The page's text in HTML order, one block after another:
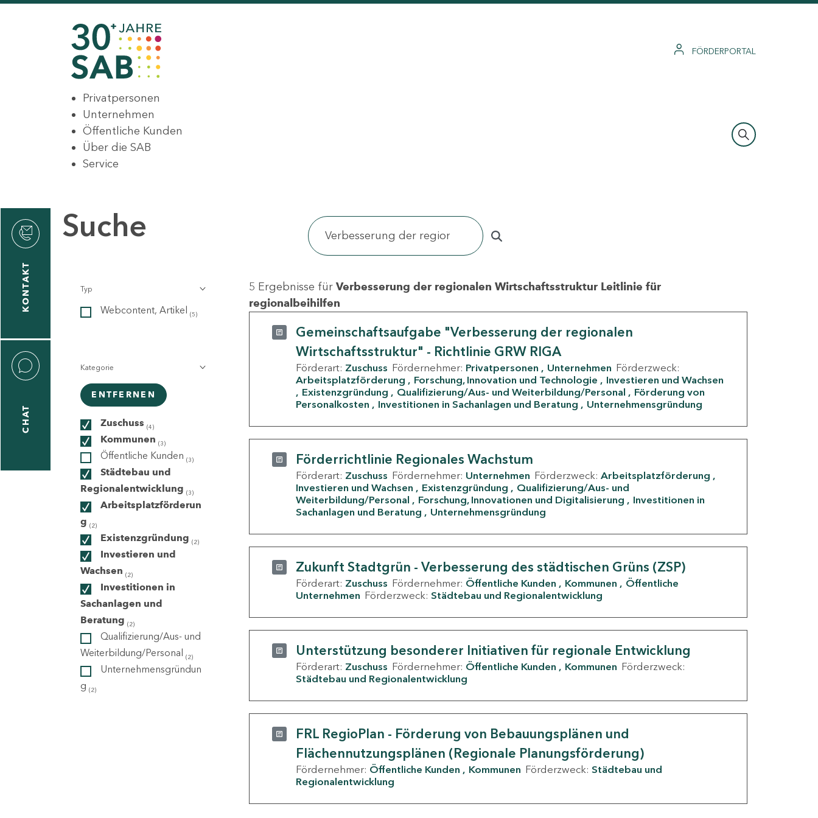
FÖRDERPORTAL
Privatpersonen
Unternehmen
Öffentliche Kunden
Über die SAB
Service
KONTAKT
CHAT
Suche
Typ
Webcontent, Artikel (5)
Kategorie
ENTFERNEN
Zuschuss (4)
Kommunen (3)
Öffentliche Kunden (3)
Städtebau und
Regionalentwicklung (3)
Arbeitsplatzförderun
g (2)
Existenzgründung (2)
Investieren und
Wachsen (2)
Investitionen in
Sachanlagen und
Beratung (2)
Qualifizierung/Aus- und
Weiterbildung/Personal (2)
Unternehmensgründun
g (2)
5 Ergebnisse für Verbesserung der regionalen Wirtschaftsstruktur Leitlinie für
regionalbeihilfen
Gemeinschaftsaufgabe "Verbesserung der regionalen
Wirtschaftsstruktur" - Richtlinie GRW RIGA
Förderart: Zuschuss Fördernehmer: Privatpersonen Unternehmen Förderzweck:
Arbeitsplatzförderung
Forschung, Innovation und Technologie
Investieren und Wachsen
Existenzgründung
Qualifizierung/Aus- und Weiterbildung/Personal
Förderung von
Personalkosten
Investitionen in Sachanlagen und Beratung Unternehmensgründung
Förderrichtlinie Regionales Wachstum
Förderart: Zuschuss Fördernehmer: Unternehmen Förderzweck: Arbeitsplatzförderung
Investieren und Wachsen
Existenzgründung
Qualifizierung/Aus- und
Weiterbildung/Personal
Forschung, Innovationen und Digitalisierung
Investitionen in
Sachanlagen und Beratung
Unternehmensgründung
Zukunft Stadtgrün - Verbesserung des städtischen Grüns (ZSP)
Förderart: Zuschuss Fördernehmer: Öffentliche Kunden Kommunen
Öffentliche
Unternehmen Förderzweck: Städtebau und Regionalentwicklung
Unterstützung besonderer Initiativen für regionale Entwicklung
Förderart: Zuschuss Fördernehmer: Öffentliche Kunden Kommunen Förderzweck:
Städtebau und Regionalentwicklung
FRL RegioPlan - Förderung von Bebauungsplänen und
Flächennutzungsplänen (Regionale Planungsförderung)
Fördernehmer: Öffentliche Kunden Kommunen Förderzweck: Städtebau und
Regionalentwicklung